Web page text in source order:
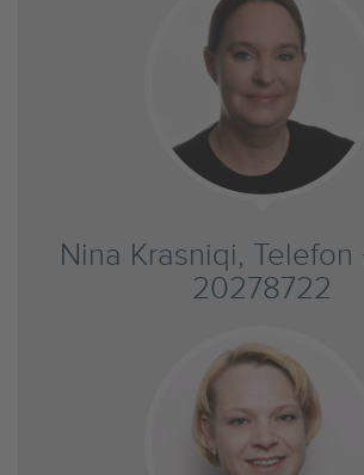
Nina Krasniqi, Telefon
20278722